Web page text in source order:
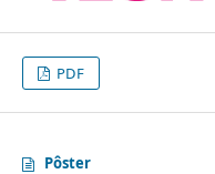
PDF
Pôster